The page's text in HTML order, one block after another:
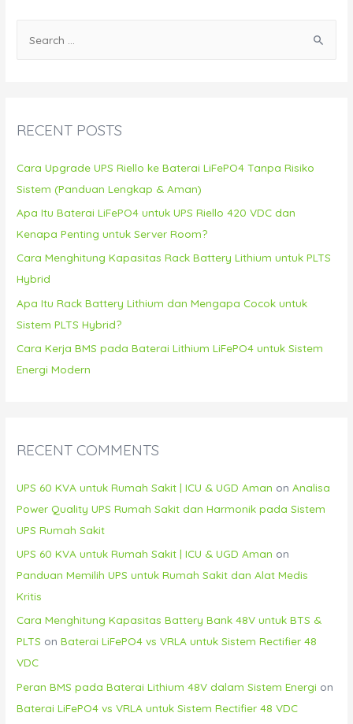
h
:
RECENT POSTS
Cara Upgrade UPS Riello ke Baterai LiFePO4 Tanpa Risiko
Sistem (Panduan Lengkap & Aman)
Apa Itu Baterai LiFePO4 untuk UPS Riello 420 VDC dan
Kenapa Penting untuk Server Room?
Cara Menghitung Kapasitas Rack Battery Lithium untuk PLTS
Hybrid
Apa Itu Rack Battery Lithium dan Mengapa Cocok untuk
Sistem PLTS Hybrid?
Cara Kerja BMS pada Baterai Lithium LiFePO4 untuk Sistem
Energi Modern
RECENT COMMENTS
UPS 60 KVA untuk Rumah Sakit | ICU & UGD Aman onAnalisa
Power Quality UPS Rumah Sakit dan Harmonik pada Sistem
UPS Rumah Sakit
UPS 60 KVA untuk Rumah Sakit | ICU & UGD Aman on
Panduan Memilih UPS untuk Rumah Sakit dan Alat Medis
Kritis
Cara Menghitung Kapasitas Battery Bank 48V untuk BTS &
PLTS onBaterai LiFePO4 vs VRLA untuk Sistem Rectifier 48
VDC
Peran BMS pada Baterai Lithium 48V dalam Sistem Energi on
Baterai LiFePO4 vs VRLA untuk Sistem Rectifier 48 VDC